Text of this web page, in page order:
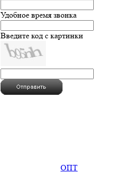
Удобное время звонка
Введите код с картинки
ОПТ